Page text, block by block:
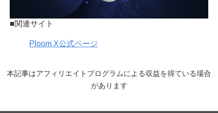
■関連サイト
Ploom X公式ページ
本記事はアフィリエイトプログラムによる収益を得ている場合
があります